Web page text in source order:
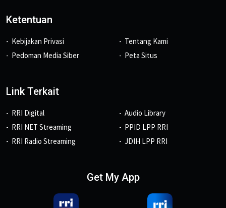
Ketentuan
Kebijakan Privasi
Pedoman Media Siber
Tentang Kami
Peta Situs
Link Terkait
RRI Digital
RRI NET Streaming
RRI Radio Streaming
Audio Library
PPID LPP RRI
JDIH LPP RRI
Get My App